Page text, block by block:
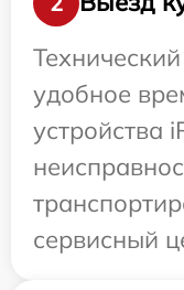
удобное
устройства
сервисный